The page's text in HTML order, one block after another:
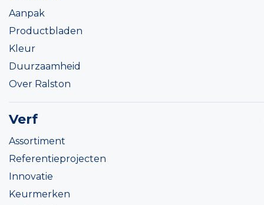
Aanpak
Productbladen
Kleur
Duurzaamheid
Over Ralston
Verf
Assortiment
Referentieprojecten
Innovatie
Keurmerken